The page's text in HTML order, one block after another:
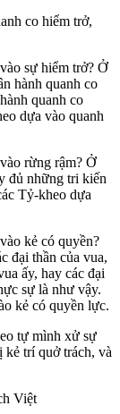
co hiểm trở,
sự hiểm trở? Ở
hành quanh co
quanh co
dựa vào quanh
rừng rậm? Ở
đủ những tri kiến
Tỷ-kheo dựa
kẻ có quyền?
đại thần của vua,
ấy, hay các đại
sự là như vậy.
kẻ có quyền lực.
tự mình xử sự
trí quở trách, và
Việt